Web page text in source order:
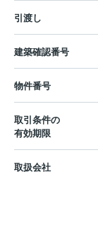
引渡し
建築確認番号
物件番号
取引条件の
有効期限
取扱会社